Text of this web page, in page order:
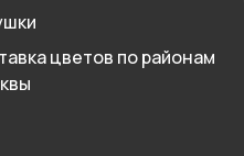
цветов по районам